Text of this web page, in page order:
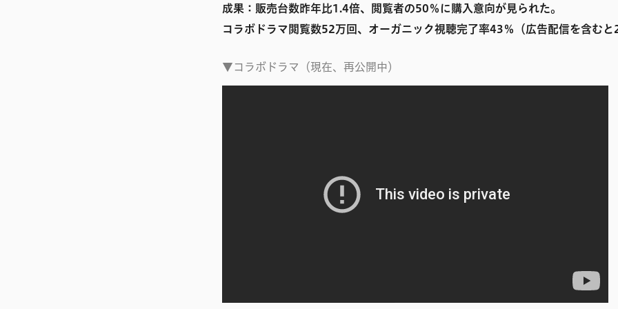
成果：販売台数昨年比1.4倍、閲覧者の50％に購入意向が見られた。
コラボドラマ閲覧数52万回、オーガニック視聴完了率43％（広告配信を含むと
▼コラボドラマ（現在、再公開中）